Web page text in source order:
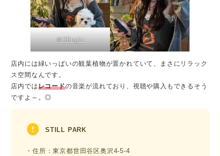
＠38nghr
店内には緑いっぱいの観葉植物が置かれていて、まさにリラック
ス空間なんです。
店内ではレコードの音楽が流れており、視聴や購入もできるそう
ですよ～。◎
STILL PARK
・住所：東京都世田谷区奥沢4-5-4